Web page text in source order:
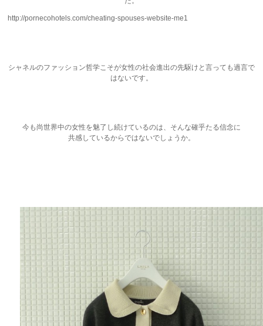
http://pornecohotels.com/cheating-spouses-website-me1
シャネルのファッション哲学こそが女性の社会進出の先駆けと言っても過言で
はないです。
今も尚世界中の女性を魅了し続けているのは、そんな確乎たる信念に
共感しているからではないでしょうか。